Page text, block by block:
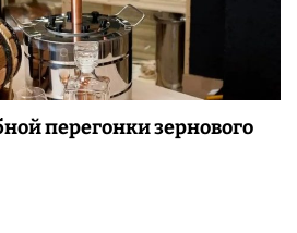
перегонки зернового